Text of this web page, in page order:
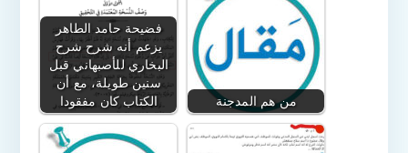
فضيحة حامد الطاهر
يزعم أنه شرح شرح
البخاري للأصبهاني قبل
سنين طويلة، مع أن
الكتاب كان مفقودا
من هم المدجنة